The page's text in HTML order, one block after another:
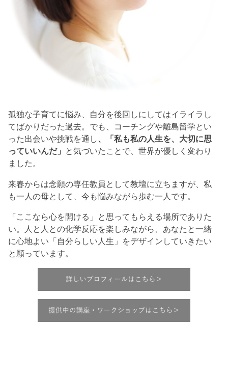
孤独な子育てに悩み、自分を後回しにしてはイライラし
てばかりだった過去。でも、コーチングや離島留学とい
った出会いや挑戦を通し、「私も私の人生を、大切に思
っていいんだ」 と気づいたことで、世界が優しく変わり
ました。
来春からは念願の専任教員として教壇に立ちますが、私
も一人の母として、今も悩みながら歩む一人です。
「ここなら心を開ける」と思ってもらえる場所でありた
い。人と人との化学反応を楽しみながら、あなたと一緒
に心地よい「自分らしい人生」をデザインしていきたい
と願っています。